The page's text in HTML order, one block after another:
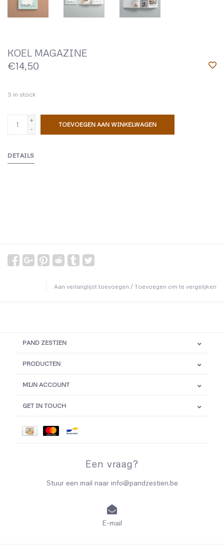
KOEL MAGAZINE
€14,50
3 in stock
+
-
TOEVOEGEN AAN WINKELWAGEN
DETAILS
Aan verlanglijst toevoegen / Toevoegen om te vergelijken
PAND ZESTIEN
PRODUCTEN
MIJN ACCOUNT
GET IN TOUCH
Een vraag?
Stuur een mail naar info@pandzestien.be
E-mail